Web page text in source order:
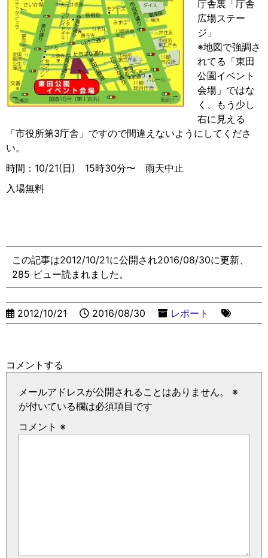
庁舎裏「庁舎
広場ステー
ジ」
※地図で強調さ
れてる「東田
公園イベント
会場」ではな
く、もう少し
右に見える
「市役所第3庁舎」ですので間違えないようにしてくださ
い。
時間：10/21(日) 15時30分〜 雨天中止
入場無料
この記事は2012/10/21に公開され2016/08/30に更新、
285 ビュー読まれました。
2012/10/21 2016/08/30 レポート
コメントする
メールアドレスが公開されることはありません。
※
が付いている欄は必須項目です
コメント ※